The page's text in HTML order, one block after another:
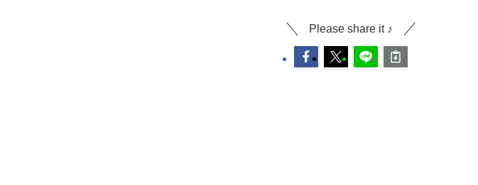
Please share it ♪